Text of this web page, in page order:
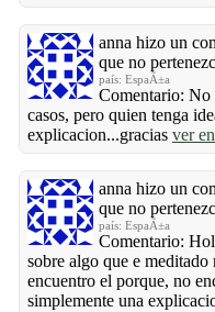
anna hizo un
que no
país: EspaÃ±a
Comentario: No
casos, pero quien tenga
explicacion...gracias ver
anna hizo un
que no
país: EspaÃ±a
Comentario:
sobre algo que e
encuentro el porque, no
simplemente una